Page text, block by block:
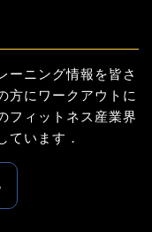
ーニング情報を皆さ
方にワークアウトに
フィットネス産業界
ています．